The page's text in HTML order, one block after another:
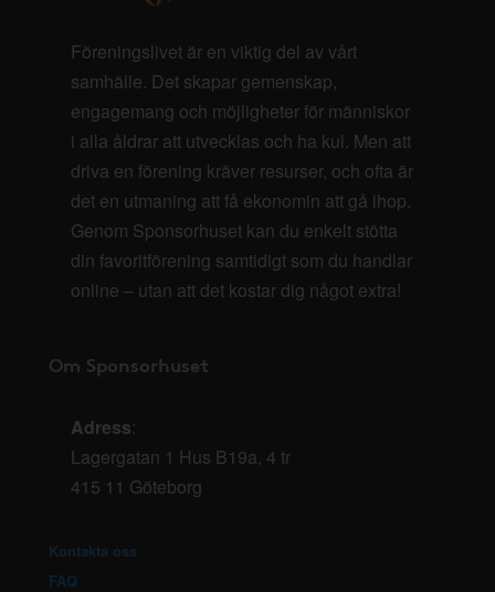
Föreningslivet är en viktig del av vårt
samhälle. Det skapar gemenskap,
engagemang och möjligheter för människor
i alla åldrar att utvecklas och ha kul. Men att
driva en förening kräver resurser, och ofta är
det en utmaning att få ekonomin att gå ihop.
Genom Sponsorhuset kan du enkelt stötta
din favoritförening samtidigt som du handlar
online – utan att det kostar dig något extra!
Om Sponsorhuset
Adress:
Lagergatan 1 Hus B19a, 4 tr
415 11 Göteborg
Kontakta oss
FAQ